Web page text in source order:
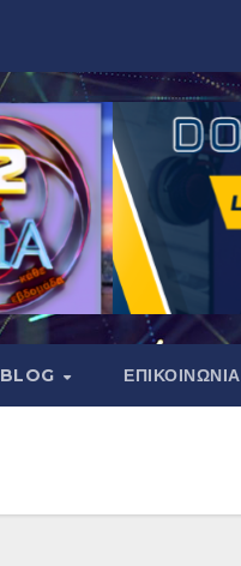
BLOG ΕΠΙΚΟΙΝΩΝΙΑ